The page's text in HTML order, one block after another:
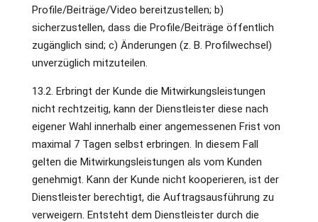
Profile/Beiträge/Video bereitzustellen; b)
sicherzustellen, dass die Profile/Beiträge öffentlich
zugänglich sind; c) Änderungen (z. B. Profilwechsel)
unverzüglich mitzuteilen.
13.2. Erbringt der Kunde die Mitwirkungsleistungen
nicht rechtzeitig, kann der Dienstleister diese nach
eigener Wahl innerhalb einer angemessenen Frist von
maximal 7 Tagen selbst erbringen. In diesem Fall
gelten die Mitwirkungsleistungen als vom Kunden
genehmigt. Kann der Kunde nicht kooperieren, ist der
Dienstleister berechtigt, die Auftragsausführung zu
verweigern. Entsteht dem Dienstleister durch die